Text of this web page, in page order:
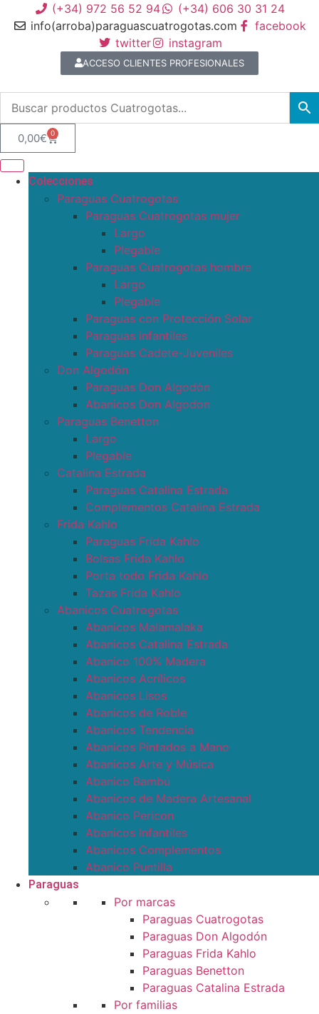
(+34) 972 56 52 94
(+34) 606 30 31 24
info(arroba)paraguascuatrogotas.com
facebook
twitter
instagram
ACCESO CLIENTES PROFESIONALES
0,00€ 0
Colecciones
Paraguas Cuatrogotas
Paraguas Cuatrogotas mujer
Largo
Plegable
Paraguas Cuatrogotas hombre
Largo
Plegable
Paraguas con Protección Solar
Paraguas infantiles
Paraguas Cadete-Juveniles
Don Algodón
Paraguas Don Algodón
Abanicos Don Algodon
Paraguas Benetton
Largo
Plegable
Catalina Estrada
Paraguas Catalina Estrada
Complementos Catalina Estrada
Frida Kahlo
Paraguas Frida Kahlo
Bolsas Frida Kahlo
Porta todo Frida Kahlo
Tazas Frida Kahlo
Abanicos Cuatrogotas
Abanicos Malamalaka
Abanicos Catalina Estrada
Abanico 100% Madera
Abanicos Acrílicos
Abanicos Lisos
Abanicos de Roble
Abanicos Tendencia
Abanicos Pintados a Mano
Abanicos Arte y Música
Abanico Bambú
Abanicos de Madera Artesanal
Abanico Pericon
Abanicos Infantiles
Abanicos Complementos
Abanico Puntilla
Paraguas
Por marcas
Paraguas Cuatrogotas
Paraguas Don Algodón
Paraguas Frida Kahlo
Paraguas Benetton
Paraguas Catalina Estrada
Por familias